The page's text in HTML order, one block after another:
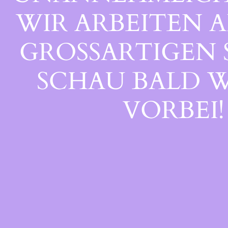
WIR ARBEITEN
GROSSARTIGEN
CHAU BALD
ORBEI!